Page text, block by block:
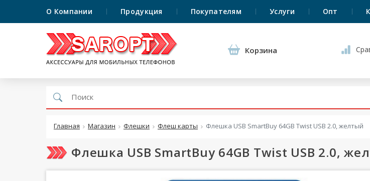
О Компании Продукция Покупателям Услуги Опт
Корзина
Главная Магазин Флешки Флеш карты Флешка USB SmartBuy 64GB Twist USB 2.0, желтый
Флешка USB SmartBuy 64GB Twist USB 2.0,